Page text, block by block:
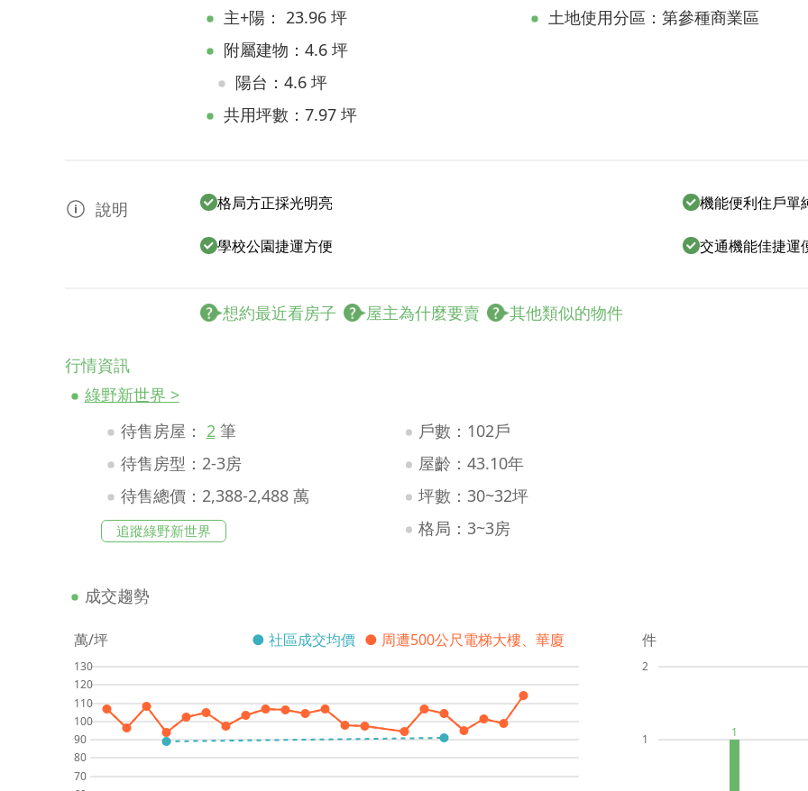
主+陽： 23.96 坪
附屬建物：4.6 坪
陽台：4.6 坪
共用坪數：7.97 坪
土地使用分區：第參種商業區
說明 格局方正採光明亮 機能便利住戶單
學校公園捷運方便 交通機能佳捷運
想約最近看房子 屋主為什麼要賣 其他類似的物件
行情資訊
綠野新世界 >
待售房屋： 2筆
待售房型：2-3房
待售總價：2,388-2,488 萬
追蹤綠野新世界
戶數：102戶
屋齡：43.10年
坪數：30~32坪
格局：3~3房
成交趨勢
萬/坪 ● 周遭500公尺電梯大樓、華廈
● 社區成交均價
70
80
90
100
110
120
130
件
1
2
1